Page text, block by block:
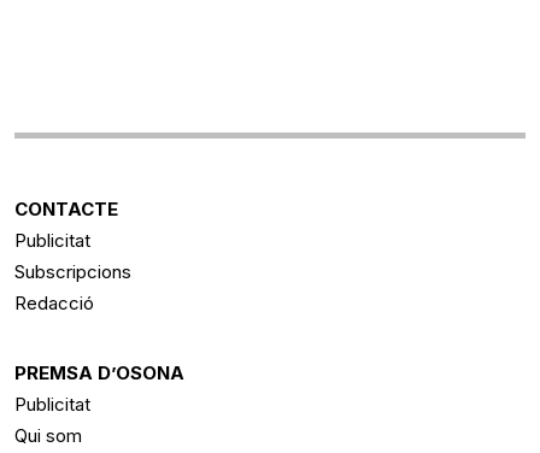
CONTACTE
Publicitat
Subscripcions
Redacció
PREMSA D’OSONA
Publicitat
Qui som